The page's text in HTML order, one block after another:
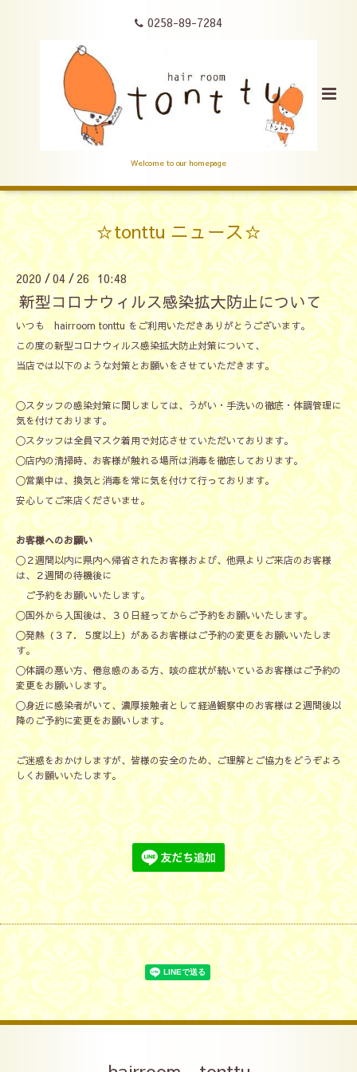
0258-89-7284
Welcome to our homepage
☆tonttu ニュース☆
2020/04/26 10:48
新型コロナウィルス感染拡大防止について
いつも hairroom tonttu をご利用いただきありがとうございます。
この度の新型コロナウィルス感染拡大防止対策について、
当店では以下のような対策とお願いをさせていただきます。
〇スタッフの感染対策に関しましては、うがい・手洗いの徹底・体調管理に
気を付けております。
〇スタッフは全員マスク着用で対応させていただいております。
〇店内の清掃時、お客様が触れる場所は消毒を徹底しております。
〇営業中は、換気と消毒を常に気を付けて行っております。
安心してご来店くださいませ。
お客様へのお願い
〇２週間以内に県内へ帰省されたお客様および、他県よりご来店のお客様
は、２週間の待機後に
ご予約をお願いいたします。
〇国外から入国後は、３０日経ってからご予約をお願いいたします。
〇発熱（３７．５度以上）があるお客様はご予約の変更をお願いいたしま
す。
〇体調の悪い方、倦怠感のある方、咳の症状が続いているお客様はご予約の
変更をお願いします。
〇身近に感染者がいて、濃厚接触者として経過観察中のお客様は２週間後以
降のご予約に変更をお願いします。
ご迷惑をおかけしますが、皆様の安全のため、ご理解とご協力をどうぞよろ
しくお願いいたします。